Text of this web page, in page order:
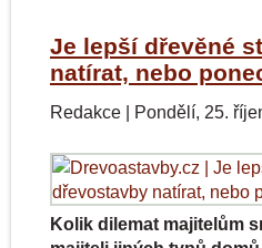
Je lepší dřevěné
natírat, nebo
Redakce | Pondělí, 25.
Kolik dilemat majitelům